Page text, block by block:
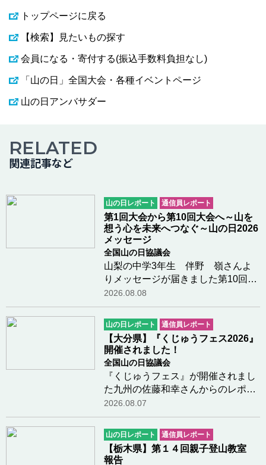
トップページに戻る
【検索】見たいもの探す
会員になる・寄付する(振込手数料負担なし)
「山の日」全国大会・各種イベントページ
山の日アンバサダー
RELATED
関連記事など
山の日レポート 通信員レポート
第1回大会から第10回大会へ～山を
想う心を未来へつなぐ～山の日2026
メッセージ
全国山の日協議会
山梨の中学3年生 伴野 嶺さんよ
りメッセージが届きました第10回山
の日全国大会が岐阜県高山市で開催
されますことを、心よりお祝い申し
上げます。今夏、私は「高校受験」
という大きな山を登っています。 毎
日勉強に励んで…つづきを読む
2026.08.08
山の日レポート 通信員レポート
【大分県】『くじゅうフェス2026』
開催されました！
全国山の日協議会
『くじゅうフェス』が開催されまし
た九州の佐藤和幸さんからのレポー
トです。今年も、大分県九重町の長
者原園地において『くじゅうフェ
ス』が開催されました。青空のも
と、多くの方々がボルダリングや鳥
の巣箱造りなどの体…つづきを読む
2026.08.07
山の日レポート 通信員レポート
【栃木県】第１４回親子登山教室
報告